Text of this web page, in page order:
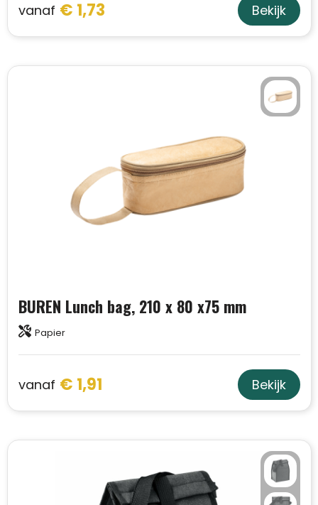
Sporttassen
Waterbestendige tassen
Autotassen
Golftassen
Tablettassen
Trolleys
Aktetassen
Schoenentassen
vanaf € 1,73 Bekijk
BUREN Lunch bag, 210 x 80 x75 mm
Papier
vanaf € 1,91 Bekijk